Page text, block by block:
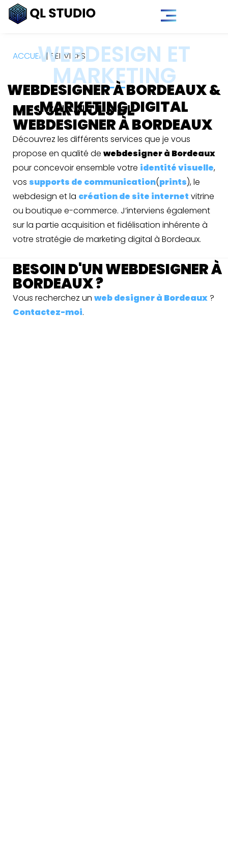
ACCUEIL|SERVICES
WEBDESIGNER À BORDEAUX &
MARKETING DIGITAL
WEBDESIGN ET
MARKETING
MES SERVICES DE
WEBDESIGNER À BORDEAUX
Découvrez les différents services que je vous
propose en qualité de webdesigner à Bordeaux
pour concevoir ensemble votre identité visuelle,
vos supports de communication(prints), le
webdesign et la création de site internet vitrine
ou boutique e-commerce. J’interviens également
sur la partie acquisition et fidélisation inhérente à
votre stratégie de marketing digital à Bordeaux.
BESOIN D'UN WEBDESIGNER À
BORDEAUX ?
Vous recherchez un web designer à Bordeaux ?
Contactez-moi.